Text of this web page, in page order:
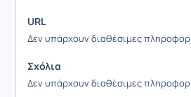
URL
Δεν υπάρχουν διαθέσιμες
Σχόλια
Δεν υπάρχουν διαθέσιμες